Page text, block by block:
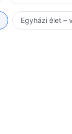
Egyházi élet –